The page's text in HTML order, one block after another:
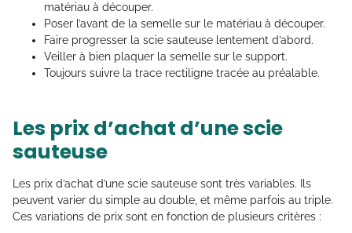
matériau à découper.
Poser l’avant de la semelle sur le matériau à découper.
Faire progresser la scie sauteuse lentement d’abord.
Veiller à bien plaquer la semelle sur le support.
Toujours suivre la trace rectiligne tracée au préalable.
Les prix d’achat d’une scie
sauteuse
Les prix d’achat d’une scie sauteuse sont très variables. Ils
peuvent varier du simple au double, et même parfois au triple.
Ces variations de prix sont en fonction de plusieurs critères :